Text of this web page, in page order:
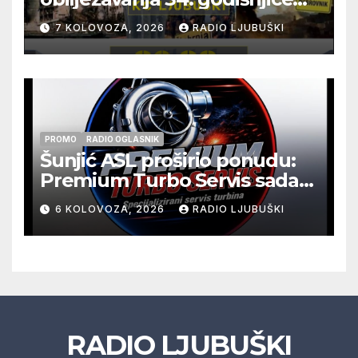
pogibije generala Blaža
Kraljevića i osmorice
pripadnika HOS-a
7 KOLOVOZA, 2026 RADIO LJUBUŠKI
PROMO RADIO OGLASNIK
Šunjić ASL proširio ponudu:
Premium Turbo Servis sada
na jednoj adresi u Ljubuškom
6 KOLOVOZA, 2026 RADIO LJUBUŠKI
RADIO LJUBUŠKI